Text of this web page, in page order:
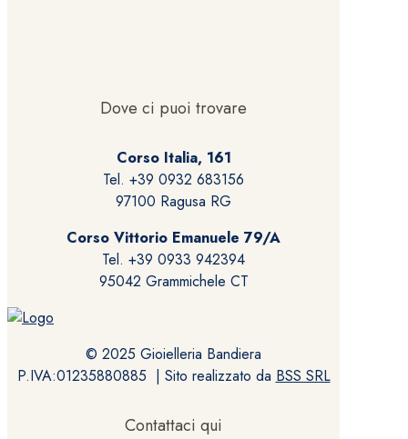
Dove ci puoi trovare
Corso Italia, 161
Tel. +39 0932 683156
97100 Ragusa RG
Corso Vittorio Emanuele 79/A
Tel. +39 0933 942394
95042 Grammichele CT
© 2025 Gioielleria Bandiera
P.IVA:01235880885 | Sito realizzato da BSS SRL
Contattaci qui